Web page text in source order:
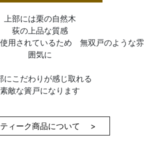
上部には栗の自然木
荻の上品な質感
用されているため 無双戸のような雰
囲気に
にこだわりが感じ取れる
素敵な簀戸になります
ィーク商品について >